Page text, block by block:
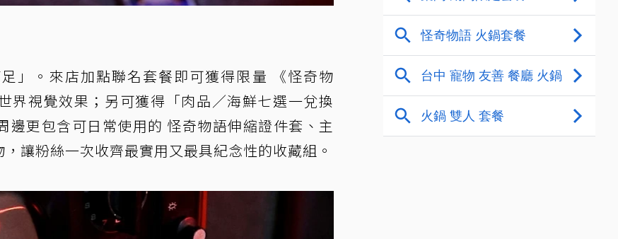
」。來店加點聯名套餐即可獲得限量 《怪奇物
界視覺效果；另可獲得「肉品／海鮮七選一兌換
邊更包含可日常使用的 怪奇物語伸縮證件套、主
讓粉絲一次收齊最實用又最具紀念性的收藏組。